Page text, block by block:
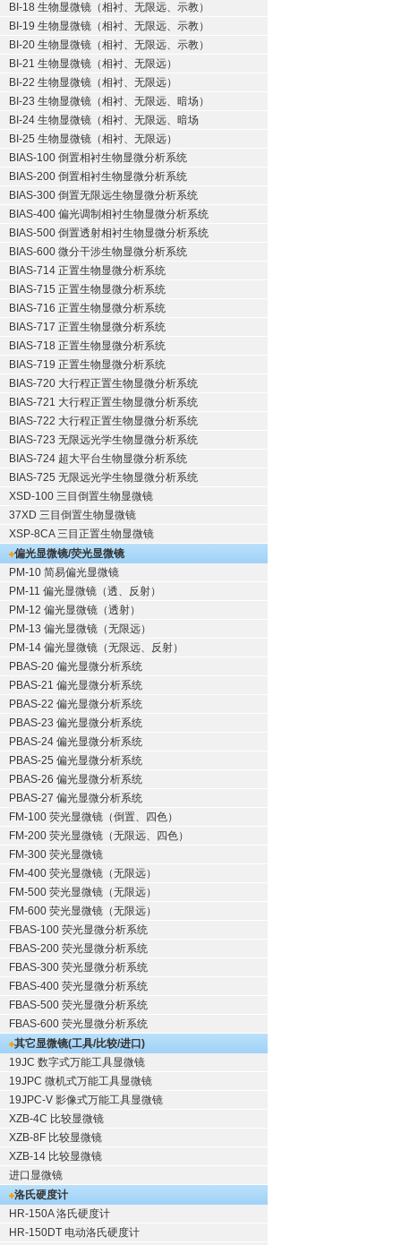
BI-18 生物显微镜（相衬、无限远、示教）
BI-19 生物显微镜（相衬、无限远、示教）
BI-20 生物显微镜（相衬、无限远、示教）
BI-21 生物显微镜（相衬、无限远）
BI-22 生物显微镜（相衬、无限远）
BI-23 生物显微镜（相衬、无限远、暗场）
BI-24 生物显微镜（相衬、无限远、暗场
BI-25 生物显微镜（相衬、无限远）
BIAS-100 倒置相衬生物显微分析系统
BIAS-200 倒置相衬生物显微分析系统
BIAS-300 倒置无限远生物显微分析系统
BIAS-400 偏光调制相衬生物显微分析系统
BIAS-500 倒置透射相衬生物显微分析系统
BIAS-600 微分干涉生物显微分析系统
BIAS-714 正置生物显微分析系统
BIAS-715 正置生物显微分析系统
BIAS-716 正置生物显微分析系统
BIAS-717 正置生物显微分析系统
BIAS-718 正置生物显微分析系统
BIAS-719 正置生物显微分析系统
BIAS-720 大行程正置生物显微分析系统
BIAS-721 大行程正置生物显微分析系统
BIAS-722 大行程正置生物显微分析系统
BIAS-723 无限远光学生物显微分析系统
BIAS-724 超大平台生物显微分析系统
BIAS-725 无限远光学生物显微分析系统
XSD-100 三目倒置生物显微镜
37XD 三目倒置生物显微镜
XSP-8CA 三目正置生物显微镜
偏光显微镜/荧光显微镜
PM-10 简易偏光显微镜
PM-11 偏光显微镜（透、反射）
PM-12 偏光显微镜（透射）
PM-13 偏光显微镜（无限远）
PM-14 偏光显微镜（无限远、反射）
PBAS-20 偏光显微分析系统
PBAS-21 偏光显微分析系统
PBAS-22 偏光显微分析系统
PBAS-23 偏光显微分析系统
PBAS-24 偏光显微分析系统
PBAS-25 偏光显微分析系统
PBAS-26 偏光显微分析系统
PBAS-27 偏光显微分析系统
FM-100 荧光显微镜（倒置、四色）
FM-200 荧光显微镜（无限远、四色）
FM-300 荧光显微镜
FM-400 荧光显微镜（无限远）
FM-500 荧光显微镜（无限远）
FM-600 荧光显微镜（无限远）
FBAS-100 荧光显微分析系统
FBAS-200 荧光显微分析系统
FBAS-300 荧光显微分析系统
FBAS-400 荧光显微分析系统
FBAS-500 荧光显微分析系统
FBAS-600 荧光显微分析系统
其它显微镜(工具/比较/进口)
19JC 数字式万能工具显微镜
19JPC 微机式万能工具显微镜
19JPC-V 影像式万能工具显微镜
XZB-4C 比较显微镜
XZB-8F 比较显微镜
XZB-14 比较显微镜
进口显微镜
洛氏硬度计
HR-150A 洛氏硬度计
HR-150DT 电动洛氏硬度计